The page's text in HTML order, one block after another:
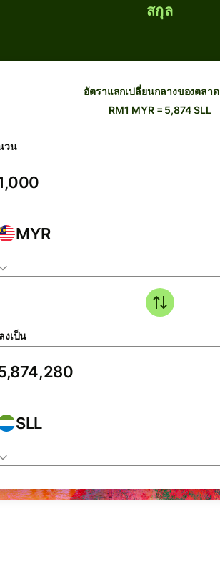
สกุล
อัตราแลกเปลี่ยนกลางของตลาด
RM1 MYR = 5,874 SLL
วน
MYR
งเป็น
SLL